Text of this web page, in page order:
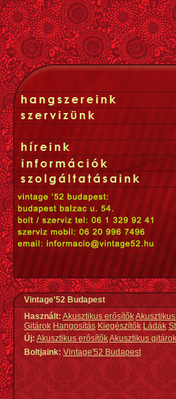
Vintage'52 Budapest
Használt: Akusztikus erősítők
Gitárok Hangosítás Kiegészítők Ládák
Új:Akusztikus erősítőkAkusztikus gitárok
Boltjaink: Vintage'52 Budapest